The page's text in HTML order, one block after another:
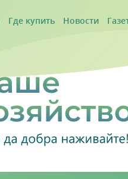
Где купить Новости